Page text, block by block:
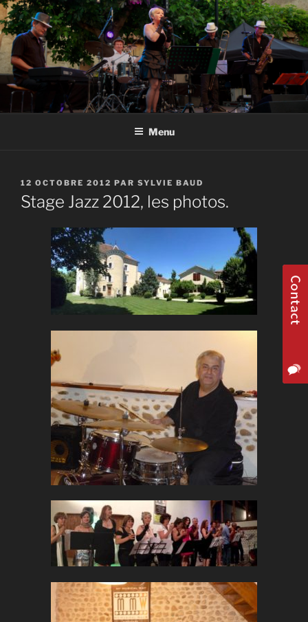
Aller
au
contenu
principal
GROUPE JAZZ HAUTE SAVOIE
Groupe Jazz 74 Thonon Douvaine Geneve Haute Savoie Annecy
Menu
PUBLIÉ
LE
12 OCTOBRE 2012 PAR SYLVIE BAUD
Stage Jazz 2012, les photos.